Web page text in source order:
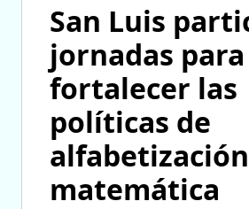
San Luis
jornadas para
fortalecer las
políticas de
matemática